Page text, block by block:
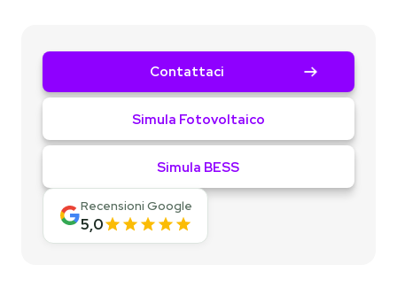
Contattaci
Simula Fotovoltaico
Simula BESS
Recensioni Google
5,0